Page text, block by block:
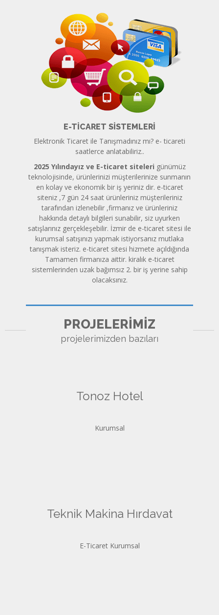
E-TICARET SISTEMLERI
Elektronik Ticaret ile Tanışmadınız mı? e- ticareti
saatlerce anlatabiliriz..
2025 Yılındayız ve E-ticaret siteleri günümüz
teknolojisinde, ürünlerinizi müşterilerinize sunmanın
en kolay ve ekonomik bir iş yeriniz dir. e-ticaret
siteniz ,7 gün 24 saat ürünleriniz müşterileriniz
tarafından izlenebilir ,firmanız ve ürünleriniz
hakkında detaylı bilgileri sunabilir, siz uyurken
satışlarınız gerçekleşebilir. İzmir de e-ticaret sitesi ile
kurumsal satışınızı yapmak istiyorsanız mutlaka
tanışmak isteriz. e-ticaret sitesi hizmete açıldığında
Tamamen firmanıza aittir. kiralık e-ticaret
sistemlerinden uzak bağımsız 2. bir iş yerine sahip
olacaksınız.
PROJELERİMİZ
projelerimizden bazıları
Tonoz Hotel
Kurumsal
Teknik Makina Hırdavat
E-Ticaret Kurumsal